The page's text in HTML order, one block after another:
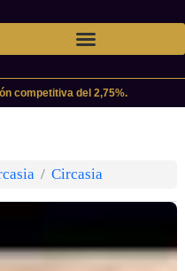
competitiva del 2,75%.
Circasia